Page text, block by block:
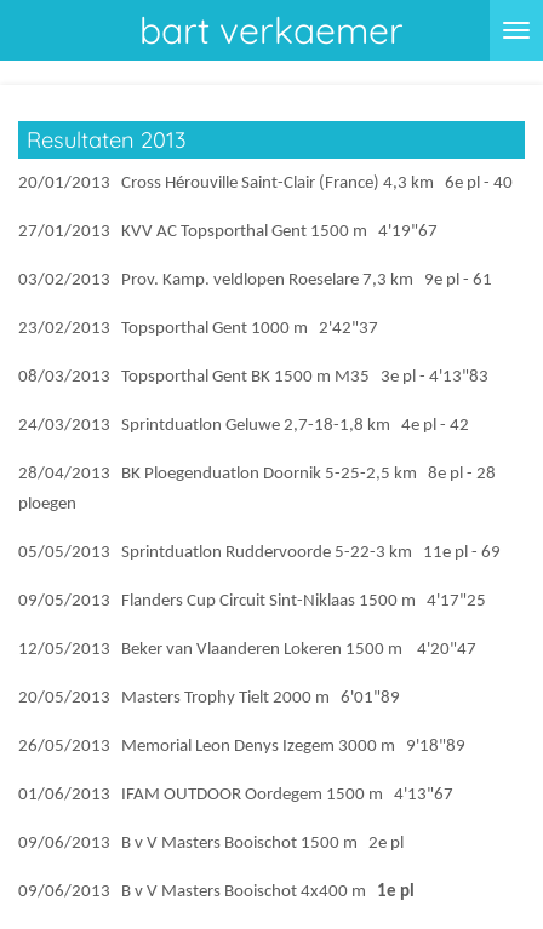
direct
de
hoofdinhoud
bart verkaemer
Resultaten 2013
20/01/2013 Cross Hérouville Saint-Clair (France) 4,3 km 6e pl - 40
27/01/2013 KVV AC Topsporthal Gent 1500 m 4'19"67
03/02/2013 Prov. Kamp. veldlopen Roeselare 7,3 km 9e pl - 61
23/02/2013 Topsporthal Gent 1000 m 2'42"37
08/03/2013 Topsporthal Gent BK 1500 m M35 3e pl - 4'13"83
24/03/2013 Sprintduatlon Geluwe 2,7-18-1,8 km 4e pl - 42
28/04/2013 BK Ploegenduatlon Doornik 5-25-2,5 km 8e pl - 28
ploegen
05/05/2013 Sprintduatlon Ruddervoorde 5-22-3 km 11e pl - 69
09/05/2013 Flanders Cup Circuit Sint-Niklaas 1500 m 4'17"25
12/05/2013 Beker van Vlaanderen Lokeren 1500 m 4'20"47
20/05/2013 Masters Trophy Tielt 2000 m 6'01"89
26/05/2013 Memorial Leon Denys Izegem 3000 m 9'18"89
01/06/2013 IFAM OUTDOOR Oordegem 1500 m 4'13"67
09/06/2013 B v V Masters Booischot 1500 m 2e pl
09/06/2013 B v V Masters Booischot 4x400 m 1e pl